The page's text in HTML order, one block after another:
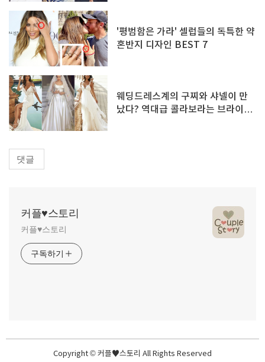
'평범함은 가라' 셀럽들의 독특한 약
혼반지 디자인 BEST 7
웨딩드레스계의 구찌와 샤넬이 만
났다? 역대급 콜라보라는 브라이덜
댓글
커플♥스토리
커플♥스토리
구독하기
Copyright © 커플♥스토리 All Rights Reserved